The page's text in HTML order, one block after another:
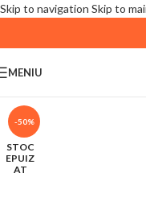
Skip to navigation Skip to
| 📦 Program
August,
expediate. Va
MENIU
-50%
STOC
EPUIZ
AT